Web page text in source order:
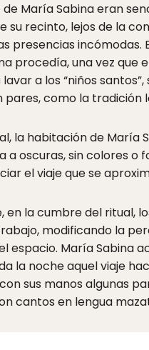
de María Sabina eran
su recinto, lejos de la
presencias incómodas.
procedía, una vez que
a los “niños
pares, como la tradición
la habitación de María
a oscuras, sin colores o
el viaje que se
en la cumbre del ritual,
modificando la
espacio. María Sabina
la noche aquel viaje
sus manos algunas
cantos en lengua